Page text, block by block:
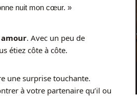
nuit mon cœur. »
amour. Avec un peu de
étiez côte à côte.
une surprise touchante.
à votre partenaire qu’il ou